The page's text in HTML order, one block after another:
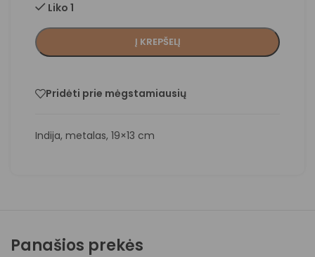
Liko 1
Į KREPŠELĮ
Pridėti prie mėgstamiausių
Indija, metalas, 19×13 cm
Panašios prekės